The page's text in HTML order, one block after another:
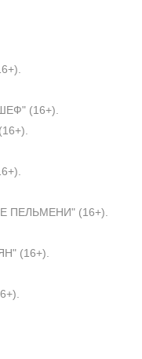
(16+).
ПЕЛЬМЕНИ" (16+).
(16+).